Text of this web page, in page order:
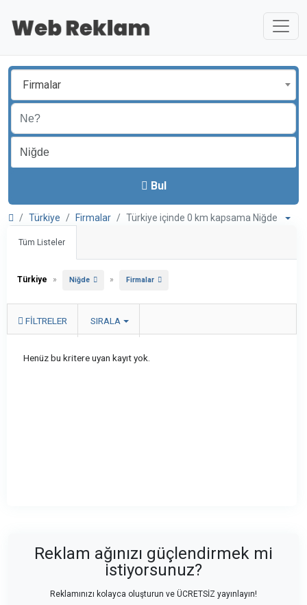
Firmalar
Bul
Türkiye Firmalar Türkiye içinde 0 km kapsama Niğde
Tüm Listeler
Türkiye » Niğde » Firmalar
FILTRELER SIRALA
Henüz bu kritere uyan kayıt yok.
Reklam ağınızı güçlendirmek mi
istiyorsunuz?
Reklamınızı kolayca oluşturun ve ÜCRETSİZ yayınlayın!